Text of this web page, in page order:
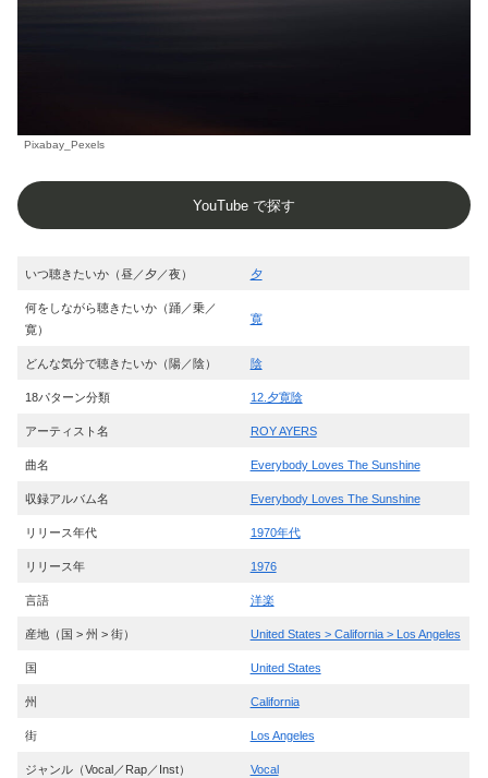
Pixabay_Pexels
YouTube で探す
いつ聴きたいか（昼／夕／夜） 夕
何をしながら聴きたいか（踊／乗／
寛）
寛
どんな気分で聴きたいか（陽／陰） 陰
18パターン分類 12.夕寛陰
アーティスト名 ROY AYERS
曲名 Everybody Loves The Sunshine
収録アルバム名 Everybody Loves The Sunshine
リリース年代 1970年代
リリース年 1976
言語 洋楽
産地（国 > 州 > 街） United States > California > Los Angeles
国 United States
州 California
街 Los Angeles
ジャンル（Vocal／Rap／Inst） Vocal